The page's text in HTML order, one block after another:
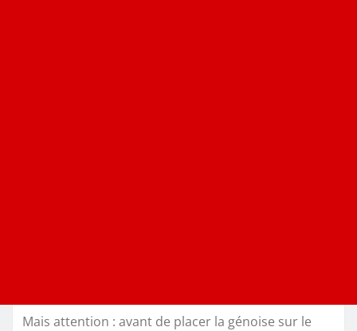
Mais attention : avant de placer la génoise sur le